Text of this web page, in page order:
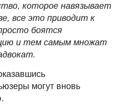
которое навязывает
все это приводит к
боятся
и тем самым множат
могут вновь